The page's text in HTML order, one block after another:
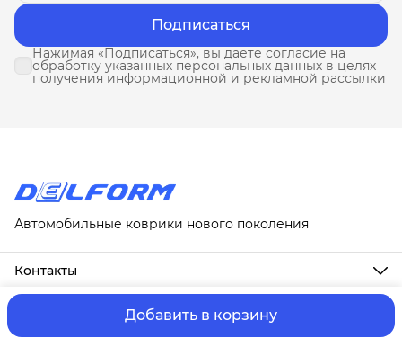
Добавить в корзину
Подписаться
Нажимая «Подписаться», вы даете согласие на
обработку указанных персональных данных в целях
получения информационной и рекламной рассылки
Автомобильные коврики нового поколения
Контакты
Адрес
г. Москва, ул. Новослободская, д. 20, 1А
ⓒ ИП Третьякова Т.А.Оплата и Доставка